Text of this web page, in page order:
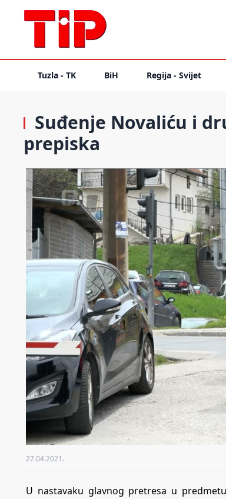
Tuzla - TK BiH Regija - Svijet
Suđenje Novaliću i
prepiska
27.04.2021.
U nastavaku glavnog pretresa u